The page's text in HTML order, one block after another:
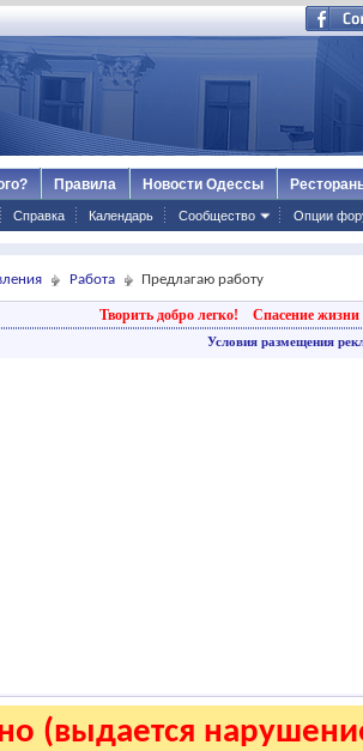
Справка Календарь Сообщество Опции
Правила Новости Одессы
Работа Предлагаю работу
Творить добро легко! Спасение жизни
Условия размещения
(выдается